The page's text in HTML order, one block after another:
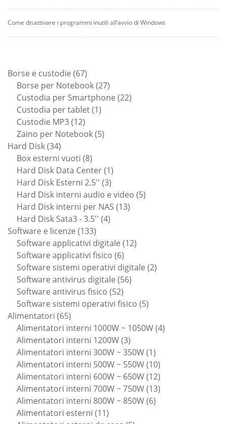
Come disattivare i programmi inutili all’avvio di Windows
Borse e custodie 6767
prodotti
Borse per Notebook 2727
prodotti
Custodia per Smartphone 2222
Custodia per tablet 11
Custodie MP3 1212
prodotti
Zaino per Notebook 55
Hard Disk 3434
prodotti
Box esterni vuoti 88
prodotti
Hard Disk Data Center 11
prodotto
Hard Disk Esterni 2.5'' 33
prodotti
Hard Disk interni audio e video 55
Hard Disk interni per NAS 1313
Hard Disk Sata3 - 3.5'' 44
Software e licenze 133133
prodotti
Software applicativi digitale 1212
Software applicativi fisico 66
prodotti
Software sistemi operativi digitale 22
Software antivirus digitale 5656
Software antivirus fisico 5252
prodotti
Software sistemi operativi fisico 55
Alimentatori 6565
prodotti
Alimentatori interni 1000W ~ 1050W 44
Alimentatori interni 1200W 33
prodotti
Alimentatori interni 300W ~ 350W 11
prodotto
Alimentatori interni 500W ~ 550W 1010
prodotti
Alimentatori interni 600W ~ 650W 1212
prodotti
Alimentatori interni 700W ~ 750W 1313
Alimentatori interni 800W ~ 850W 66
Alimentatori esterni 1111